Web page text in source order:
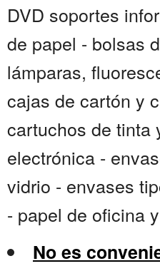
DVD soportes
de papel - bolsas
lámparas,
cajas de cartón y
cartuchos de tinta
electrónica -
vidrio - envases
- papel de oficina
No es